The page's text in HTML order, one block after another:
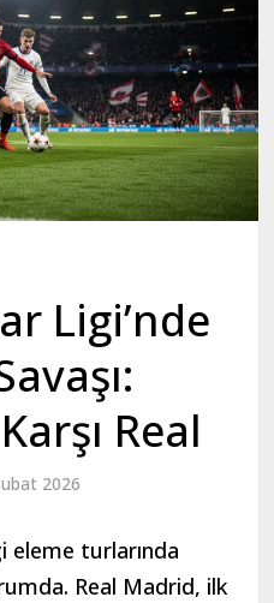
Ligi’nde
Real
2026
eleme turlarında
Real Madrid, ilk